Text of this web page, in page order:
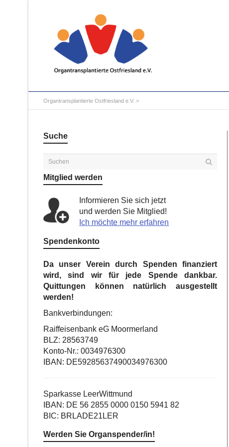
Organtransplantierte Ostfriesland e.V. >
Suche
Mitglied werden
Informieren Sie sich jetzt
und werden Sie Mitglied!
Ich möchte mehr erfahren
Spendenkonto
Da unser Verein durch Spenden finanziert
wird, sind wir für jede Spende dankbar.
Quittungen können natürlich ausgestellt
werden!
Bankverbindungen:
Raiffeisenbank eG Moormerland
BLZ: 28563749
Konto-Nr.: 0034976300
IBAN: DE59285637490034976300
Sparkasse LeerWittmund
IBAN: DE 56 2855 0000 0150 5941 82
BIC: BRLADE21LER
Werden Sie Organspender/in!